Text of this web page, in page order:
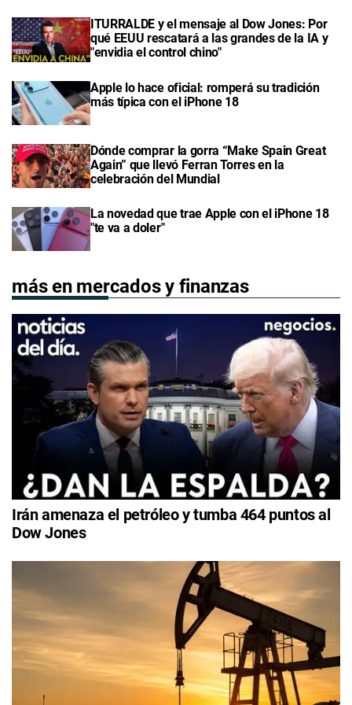
ITURRALDE y el mensaje al Dow Jones: Por
qué EEUU rescatará a las grandes de la IA y
"envidia el control chino"
Apple lo hace oficial: romperá su tradición
más típica con el iPhone 18
Dónde comprar la gorra “Make Spain Great
Again” que llevó Ferran Torres en la
celebración del Mundial
La novedad que trae Apple con el iPhone 18
"te va a doler"
más en mercados y finanzas
Irán amenaza el petróleo y tumba 464 puntos al
Dow Jones